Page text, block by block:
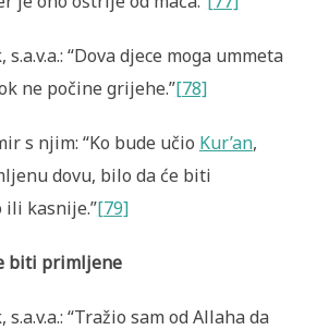
“Dova djece moga ummeta
ne počine grijehe.”[78]
s njim: “Ko bude učio Kur’an,
dovu, bilo da će biti
kasnije.”[79]
biti primljene
“Tražio sam od Allaha da